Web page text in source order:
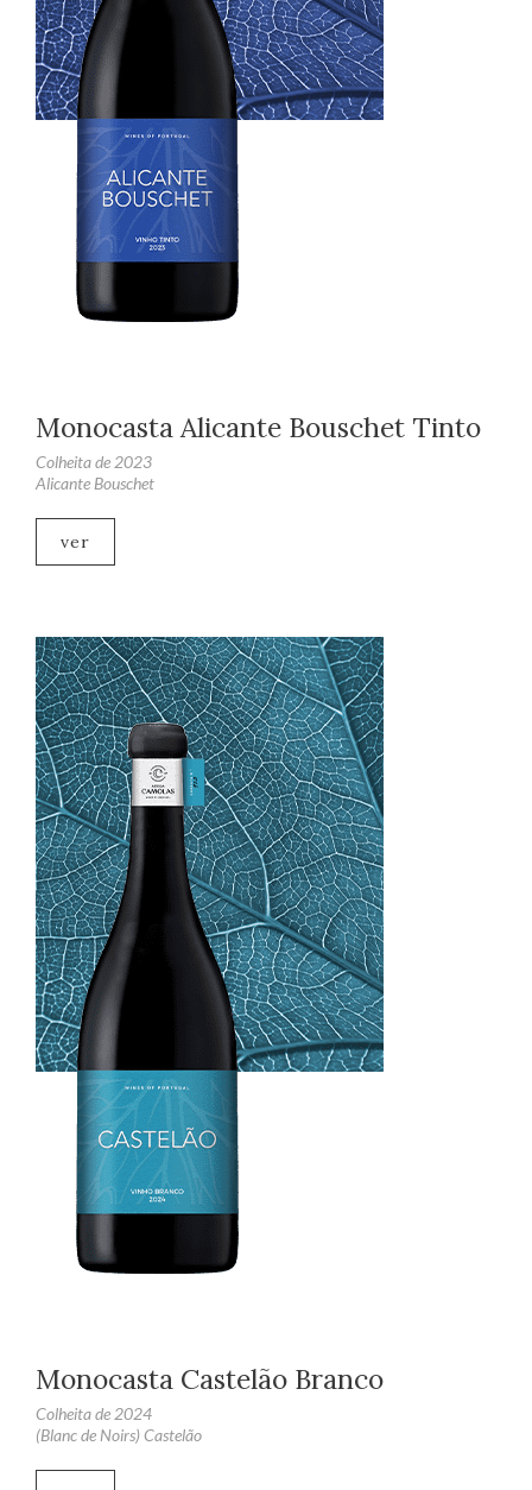
Monocasta Alicante Bouschet Tinto
Colheita de 2023
Alicante Bouschet
ver
Monocasta Castelão Branco
Colheita de 2024
(Blanc de Noirs) Castelão